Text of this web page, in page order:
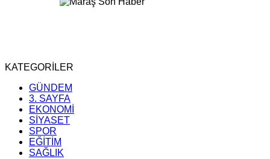
KATEGORİLER
GÜNDEM
3. SAYFA
EKONOMİ
SİYASET
SPOR
EĞİTİM
SAĞLIK